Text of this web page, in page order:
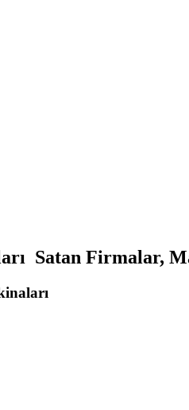
Satan Firmalar,